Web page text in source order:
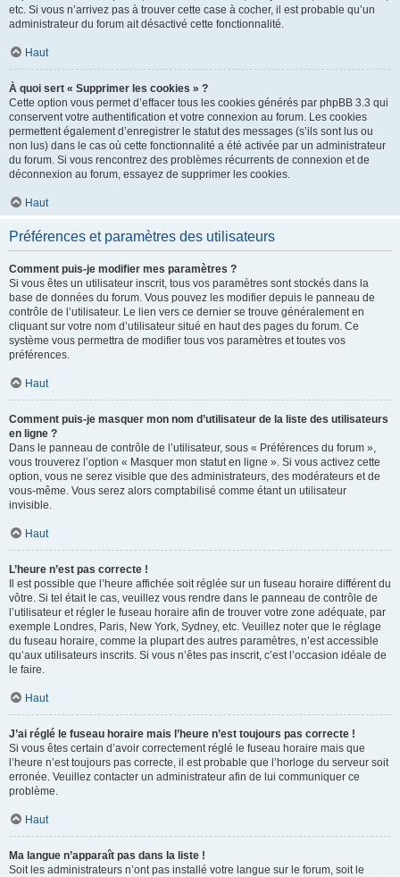
etc. Si vous n’arrivez pas à trouver cette case à cocher, il est probable qu’un
administrateur du forum ait désactivé cette fonctionnalité.
Haut
À quoi sert « Supprimer les cookies » ?
Cette option vous permet d’effacer tous les cookies générés par phpBB 3.3 qui
conservent votre authentification et votre connexion au forum. Les cookies
permettent également d’enregistrer le statut des messages (s’ils sont lus ou
non lus) dans le cas où cette fonctionnalité a été activée par un administrateur
du forum. Si vous rencontrez des problèmes récurrents de connexion et de
déconnexion au forum, essayez de supprimer les cookies.
Haut
Préférences et paramètres des utilisateurs
Comment puis-je modifier mes paramètres ?
Si vous êtes un utilisateur inscrit, tous vos paramètres sont stockés dans la
base de données du forum. Vous pouvez les modifier depuis le panneau de
contrôle de l’utilisateur. Le lien vers ce dernier se trouve généralement en
cliquant sur votre nom d’utilisateur situé en haut des pages du forum. Ce
système vous permettra de modifier tous vos paramètres et toutes vos
préférences.
Haut
Comment puis-je masquer mon nom d’utilisateur de la liste des utilisateurs
en ligne ?
Dans le panneau de contrôle de l’utilisateur, sous « Préférences du forum »,
vous trouverez l’option « Masquer mon statut en ligne ». Si vous activez cette
option, vous ne serez visible que des administrateurs, des modérateurs et de
vous-même. Vous serez alors comptabilisé comme étant un utilisateur
invisible.
Haut
L’heure n’est pas correcte !
Il est possible que l’heure affichée soit réglée sur un fuseau horaire différent du
vôtre. Si tel était le cas, veuillez vous rendre dans le panneau de contrôle de
l’utilisateur et régler le fuseau horaire afin de trouver votre zone adéquate, par
exemple Londres, Paris, New York, Sydney, etc. Veuillez noter que le réglage
du fuseau horaire, comme la plupart des autres paramètres, n’est accessible
qu’aux utilisateurs inscrits. Si vous n’êtes pas inscrit, c’est l’occasion idéale de
le faire.
Haut
J’ai réglé le fuseau horaire mais l’heure n’est toujours pas correcte !
Si vous êtes certain d’avoir correctement réglé le fuseau horaire mais que
l’heure n’est toujours pas correcte, il est probable que l’horloge du serveur soit
erronée. Veuillez contacter un administrateur afin de lui communiquer ce
problème.
Haut
Ma langue n’apparaît pas dans la liste !
Soit les administrateurs n’ont pas installé votre langue sur le forum, soit le